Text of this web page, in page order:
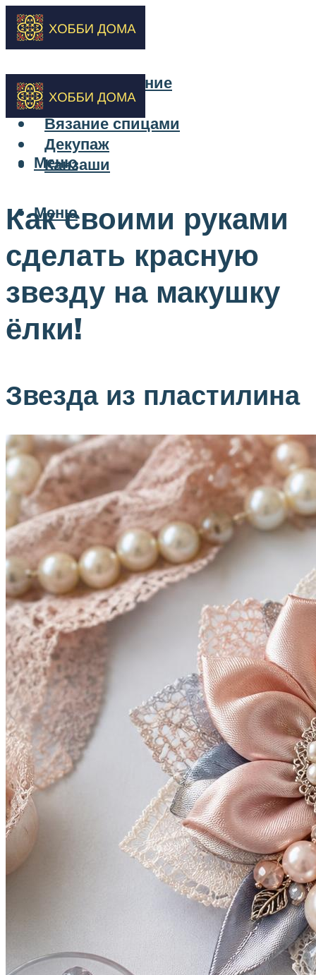
Бисероплетение
Вышивка
Вязание спицами
Декупаж
Канзаши
Меню
Меню
Как своими руками
сделать красную
звезду на макушку
ёлки!
Звезда из пластилина